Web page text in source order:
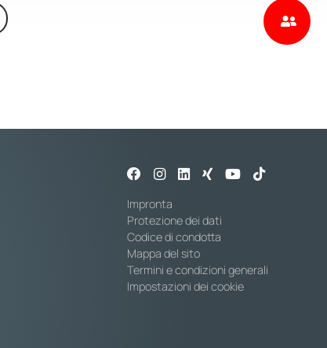
Impronta
Protezione dei dati
Codice di condotta
Mappa del sito
Termini e condizioni generali
Impostazioni dei cookie